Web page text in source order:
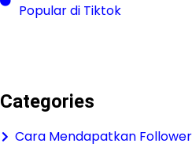
Popular di Tiktok
Categories
Cara Mendapatkan